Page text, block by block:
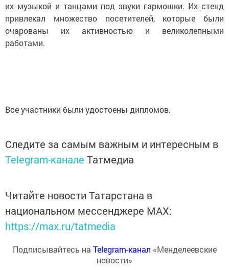
их музыкой и танцами под звуки гармошки. Их стенд
привлекал множество посетителей, которые были
очарованы их активностью и великолепными
работами.
Все участники были удостоены дипломов.
Следите за самым важным и интересным в
Telegram-канале Татмедиа
Читайте новости Татарстана в
национальном мессенджере MАХ:
https://max.ru/tatmedia
Подписывайтесь на Telegram-канал «Менделеевские
новости»